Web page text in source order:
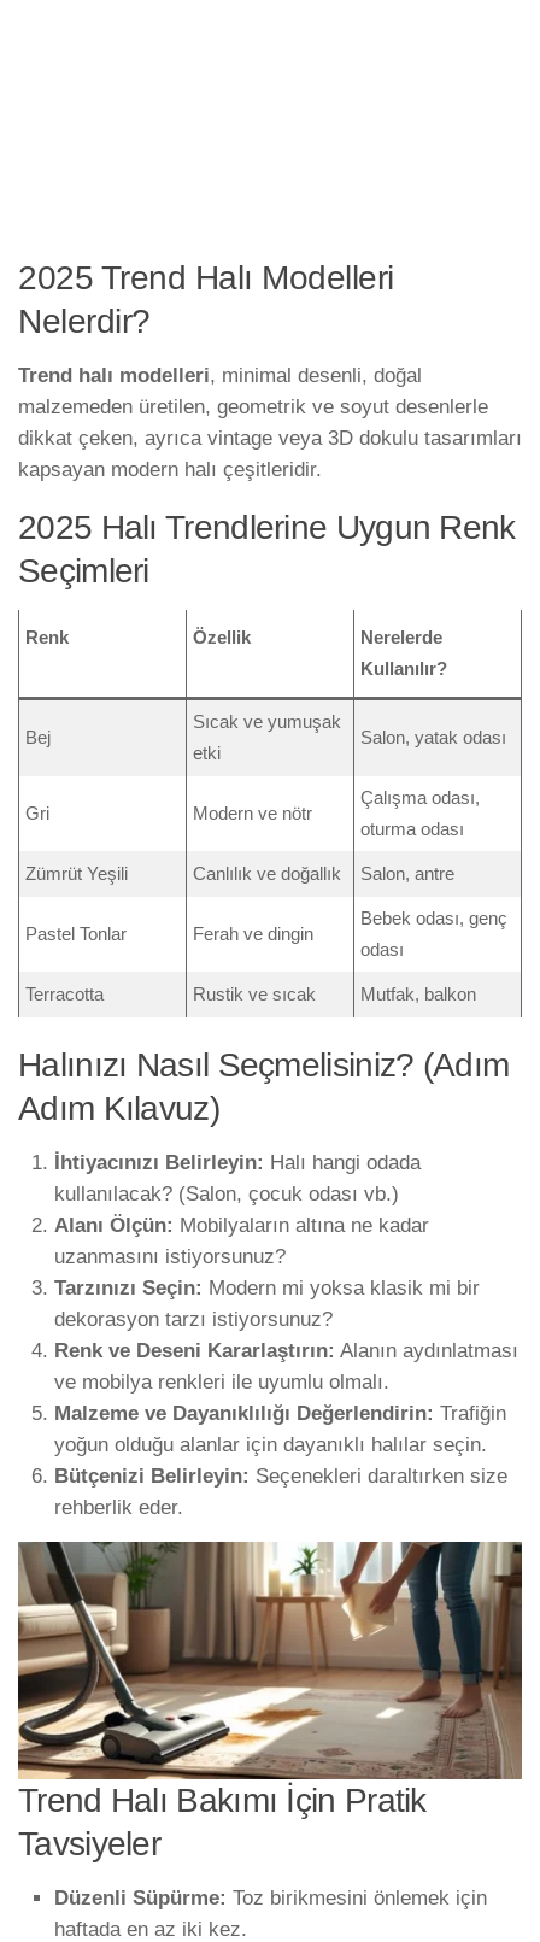
2025 Trend Halı Modelleri
Nelerdir?
Trend halı modelleri, minimal desenli, doğal
malzemeden üretilen, geometrik ve soyut desenlerle
dikkat çeken, ayrıca vintage veya 3D dokulu tasarımları
kapsayan modern halı çeşitleridir.
2025 Halı Trendlerine Uygun Renk
Seçimleri
Renk Özellik
Nerelerde
Kullanılır?
Bej
Sıcak ve yumuşak
etki
Salon, yatak odası
Gri Modern ve nötr
Çalışma odası,
oturma odası
Zümrüt Yeşili Canlılık ve doğallık Salon, antre
Pastel Tonlar Ferah ve dingin
Bebek odası, genç
odası
Terracotta Rustik ve sıcak Mutfak, balkon
Halınızı Nasıl Seçmelisiniz? (Adım
Adım Kılavuz)
İhtiyacınızı Belirleyin: Halı hangi odada
kullanılacak? (Salon, çocuk odası vb.)
Alanı Ölçün: Mobilyaların altına ne kadar
uzanmasını istiyorsunuz?
Tarzınızı Seçin: Modern mi yoksa klasik mi bir
dekorasyon tarzı istiyorsunuz?
Renk ve Deseni Kararlaştırın: Alanın aydınlatması
ve mobilya renkleri ile uyumlu olmalı.
Malzeme ve Dayanıklılığı Değerlendirin: Trafiğin
yoğun olduğu alanlar için dayanıklı halılar seçin.
Bütçenizi Belirleyin: Seçenekleri daraltırken size
rehberlik eder.
Trend Halı Bakımı İçin Pratik
Tavsiyeler
Düzenli Süpürme: Toz birikmesini önlemek için
haftada en az iki kez.